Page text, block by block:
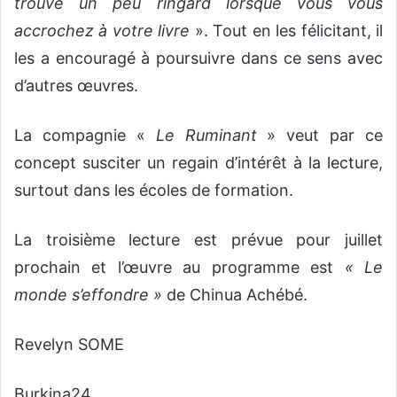
accrochez à votre livre ». Tout en les félicitant, il
les a encouragé à poursuivre dans ce sens avec
d’autres œuvres.
La compagnie « Le Ruminant» veut par ce
concept susciter un regain d’intérêt à la lecture,
surtout dans les écoles de formation.
La troisième lecture est prévue pour juillet
prochain et l’œuvre au programme est « Le
monde s’effondre » de Chinua Achébé.
Revelyn SOME